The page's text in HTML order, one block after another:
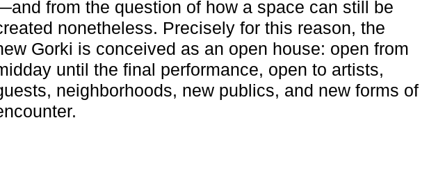
from the question of how a space can still be
nonetheless. Precisely for this reason, the
Gorki is conceived as an open house: open from
until the final performance, open to artists,
neighborhoods, new publics, and new forms of